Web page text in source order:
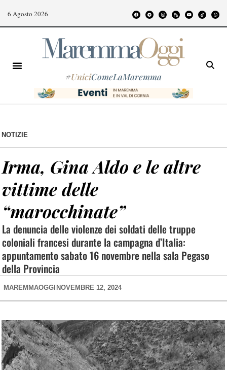
6 Agosto 2026
#UniciComeLaMaremma
NOTIZIE
Irma, Gina Aldo e le altre
vittime delle
“marocchinate”
La denuncia delle violenze dei soldati delle truppe
coloniali francesi durante la campagna d’Italia:
appuntamento sabato 16 novembre nella sala Pegaso
della Provincia
MAREMMAOGGI NOVEMBRE 12, 2024